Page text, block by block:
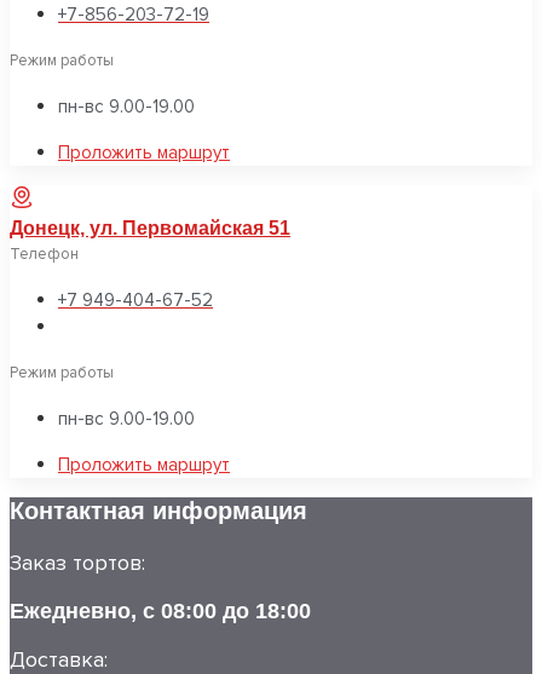
+7-856-203-72-19
Режим работы
пн-вс 9.00-19.00
Проложить маршрут
Донецк, ул. Первомайская 51
Телефон
+7 949-404-67-52
Режим работы
пн-вс 9.00-19.00
Проложить маршрут
Контактная информация
Заказ тортов:
Ежедневно, с 08:00 до 18:00
Доставка: